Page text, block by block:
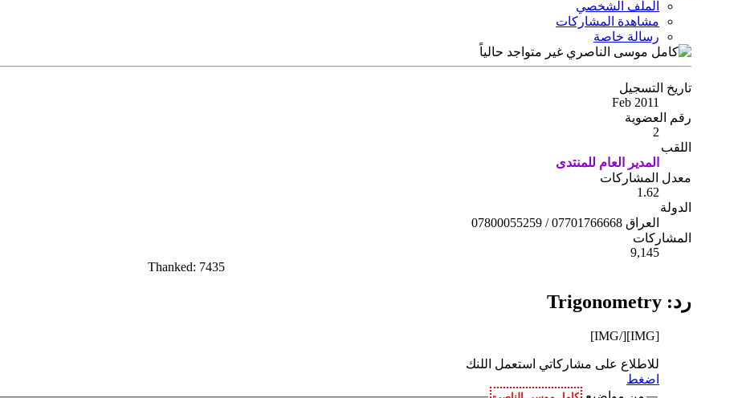
الملف الشخصي
مشاهدة المشاركات
رسالة خاصة
تاريخ التسجيل
Feb 2011
رقم العضوية
2
اللقب
المدير العام للمنتدى
معدل المشاركات
1.62
الدولة
العراق 07701766668 / 07800055259
المشاركات
9,145
Thanked: 7435
رد: Trigonometry
[IMG]
[/IMG]
للاطلاع على مشاركاتي استعمل اللنك
اضغط